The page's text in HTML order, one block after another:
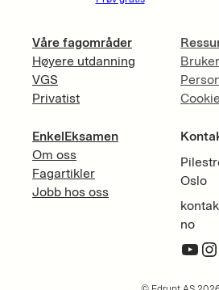
Våre fagområder
Høyere utdanning
VGS
Privatist
EnkelEksamen
Om oss
Fagartikler
Jobb hos oss
Oslo
no
YouTube Instagram